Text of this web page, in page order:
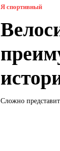
Я спортивный
Сложно